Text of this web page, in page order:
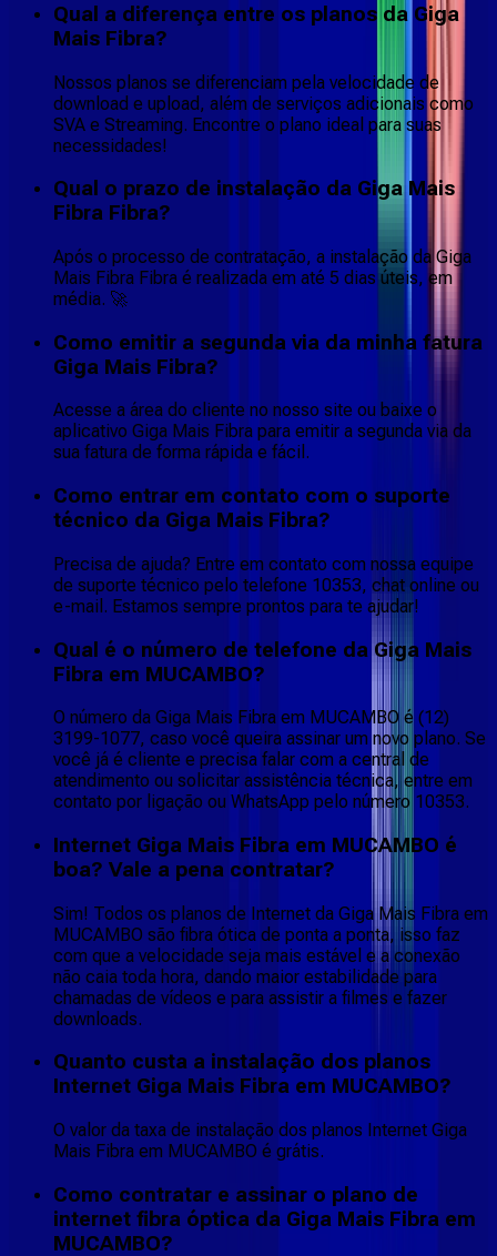
Qual a diferença entre os planos da Giga
Mais Fibra?
Nossos planos se diferenciam pela velocidade de
download e upload, além de serviços adicionais como
SVA e Streaming. Encontre o plano ideal para suas
necessidades!
Qual o prazo de instalação da Giga Mais
Fibra Fibra?
Após o processo de contratação, a instalação da Giga
Mais Fibra Fibra é realizada em até 5 dias úteis, em
média. 🚀
Como emitir a segunda via da minha fatura
Giga Mais Fibra?
Acesse a área do cliente no nosso site ou baixe o
aplicativo Giga Mais Fibra para emitir a segunda via da
sua fatura de forma rápida e fácil.
Como entrar em contato com o suporte
técnico da Giga Mais Fibra?
Precisa de ajuda? Entre em contato com nossa equipe
de suporte técnico pelo telefone 10353, chat online ou
e-mail. Estamos sempre prontos para te ajudar!
Qual é o número de telefone da Giga Mais
Fibra em MUCAMBO?
O número da Giga Mais Fibra em MUCAMBO é (12)
3199-1077, caso você queira assinar um novo plano. Se
você já é cliente e precisa falar com a central de
atendimento ou solicitar assistência técnica, entre em
contato por ligação ou WhatsApp pelo número 10353.
Internet Giga Mais Fibra em MUCAMBO é
boa? Vale a pena contratar?
Sim! Todos os planos de Internet da Giga Mais Fibra em
MUCAMBO são fibra ótica de ponta a ponta, isso faz
com que a velocidade seja mais estável e a conexão
não caia toda hora, dando maior estabilidade para
chamadas de vídeos e para assistir a filmes e fazer
downloads.
Quanto custa a instalação dos planos
Internet Giga Mais Fibra em MUCAMBO?
O valor da taxa de instalação dos planos Internet Giga
Mais Fibra em MUCAMBO é grátis.
Como contratar e assinar o plano de
internet fibra óptica da Giga Mais Fibra em
MUCAMBO?